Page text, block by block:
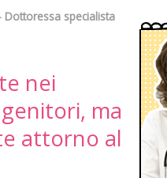
Dottoressa specialista
nei
ma
attorno al